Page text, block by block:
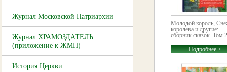
Журнал Московской Патриархии
Журнал ХРАМОЗДАТЕЛЬ
(приложение к ЖМП)
История Церкви
Молодой король,
королева и другие:
сборник сказок. Том 2
Подробнее >